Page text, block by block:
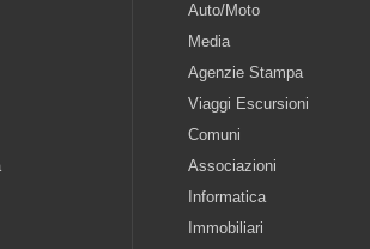
Auto/Moto
Media
Agenzie Stampa
Viaggi Escursioni
Comuni
Associazioni
Informatica
Immobiliari